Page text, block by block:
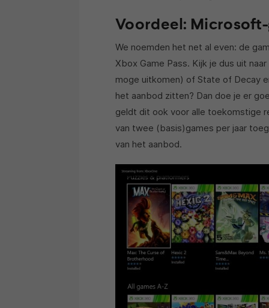
Voordeel:
We noemden het net al even: de
Xbox Game Pass. Kijk je dus uit
moge uitkomen) of State of Decay
het aanbod zitten? Dan doe je er
geldt dit ook voor alle toekomstige
van twee (basis)games per jaar
van het aanbod.